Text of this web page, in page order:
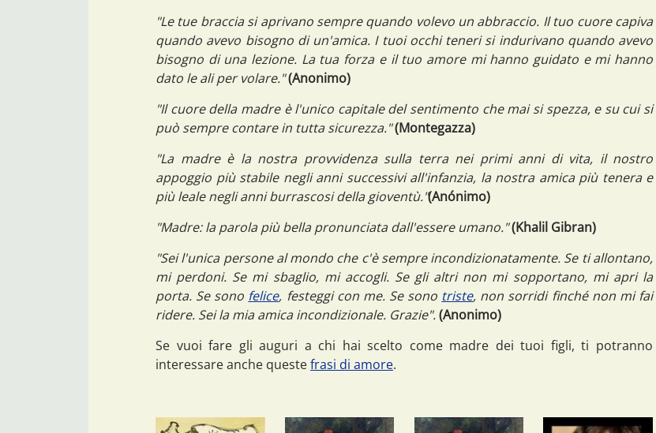
"Le tue braccia si aprivano sempre quando volevo un abbraccio. Il tuo cuore capiva
quando avevo bisogno di un'amica. I tuoi occhi teneri si indurivano quando avevo
bisogno di una lezione. La tua forza e il tuo amore mi hanno guidato e mi hanno
dato le ali per volare." (Anonimo)
"Il cuore della madre è l'unico capitale del sentimento che mai si spezza, e su cui si
può sempre contare in tutta sicurezza." (Montegazza)
"La madre è la nostra provvidenza sulla terra nei primi anni di vita, il nostro
appoggio più stabile negli anni successivi all'infanzia, la nostra amica più tenera e
più leale negli anni burrascosi della gioventù."(Anónimo)
"Madre: la parola più bella pronunciata dall'essere umano." (Khalil Gibran)
"Sei l'unica persone al mondo che c'è sempre incondizionatamente. Se ti allontano,
mi perdoni. Se mi sbaglio, mi accogli. Se gli altri non mi sopportano, mi apri la
porta. Se sono felice, festeggi con me. Se sono triste, non sorridi finché non mi fai
ridere. Sei la mia amica incondizionale. Grazie".(Anonimo)
Se vuoi fare gli auguri a chi hai scelto come madre dei tuoi figli, ti potranno
interessare anche questefrasi di amore.